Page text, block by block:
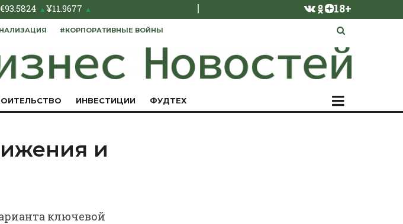
€93.5824 ▲¥11.9677 ▲ | 18+
#КОРПОРАТИВНЫЕ ВОЙНЫ
ИНВЕСТИЦИИ ФУДТЕХ
и
ключевой